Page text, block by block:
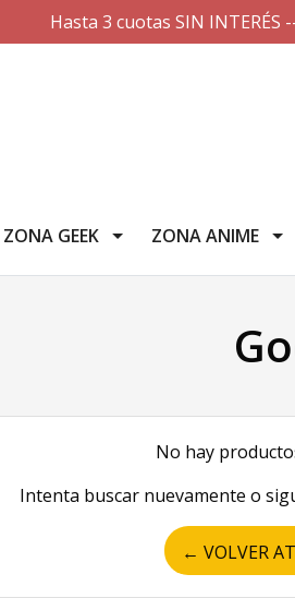
Hasta 3 cuotas SIN INTERÉS
ZONA GEEK ZONA ANIME
No hay
Intenta buscar nuevamente o
← VOLVER